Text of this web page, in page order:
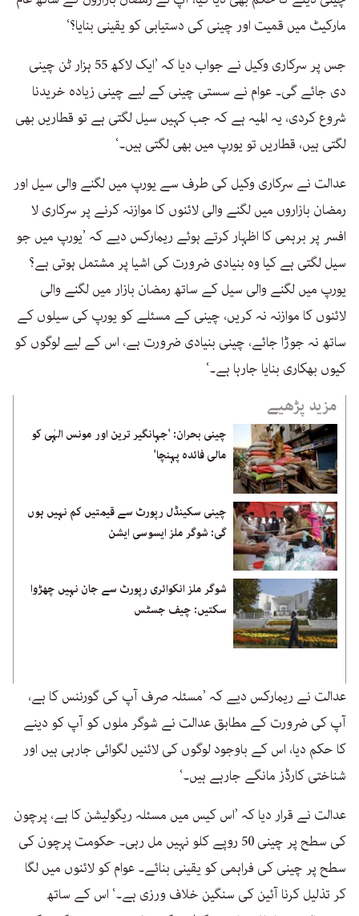
مارکیٹ میں قمیت اور چینی کی دستیابی کو یقینی بنایا؟‘
جس پر سرکاری وکیل نے جواب دیا کہ ’ایک لاکھ 55 ہزار ٹن چینی
دی جائے گی۔ عوام نے سستی چینی کے لیے چینی زیادہ خریدنا
شروع کردی، یہ المیہ ہے کہ جب کہیں سیل لگتی ہے تو قطاریں بھی
لگتی ہیں، قطاریں تو یورپ میں بھی لگتی ہیں۔‘
عدالت نے سرکاری وکیل کی طرف سے یورپ میں لگنے والی سیل اور
رمضان بازاروں میں لگنے والی لائنوں کا موازنہ کرنے پر سرکاری لا
افسر پر برہمی کا اظہار کرتے ہوئے ریمارکس دیے کہ ’یورپ میں جو
سیل لگتی ہے کیا وہ بنیادی ضرورت کی اشیا پر مشتمل ہوتی ہے؟
یورپ میں لگنے والی سیل کے ساتھ رمضان بازار میں لگنے والی
لائنوں کا موازنہ نہ کریں، چینی کے مسئلے کو یورپ کی سیلوں کے
ساتھ نہ جوڑا جائے، چینی بنیادی ضرورت ہے، اس کے لیے لوگوں کو
کیوں بھکاری بنایا جارہا ہے۔‘
مزید پڑھیے
چینی بحران: 'جہانگیر ترین اور مونس الہٰی کو
مالی فائدہ پہنچا'
چینی سکینڈل رپورٹ سے قیمتیں کم نہیں ہوں
گی: شوگر ملز ایسوسی ایشن
شوگر ملز انکوائری رپورٹ سے جان نہیں چھڑوا
سکتیں: چیف جسٹس
عدالت نے ریمارکس دیے کہ ’مسئلہ صرف آپ کی گورننس کا ہے،
آپ کی ضرورت کے مطابق عدالت نے شوگر ملوں کو آپ کو دینے
کا حکم دیا، اس کے باوجود لوگوں کی لائنیں لگوائی جارہی ہیں اور
شناختی کارڈز مانگے جارہے ہیں۔‘
عدالت نے قرار دیا کہ ’اس کیس میں مسئلہ ریگولیشن کا ہے، پرچون
کی سطح پر چینی 50 روپے کلو نہیں مل رہی۔ حکومت پرچون کی
سطح پر چینی کی فراہمی کو یقینی بنائے۔ عوام کو لائنوں میں لگا
کر تذلیل کرنا آئین کی سنگین خلاف ورزی ہے۔‘ اس کے ساتھ